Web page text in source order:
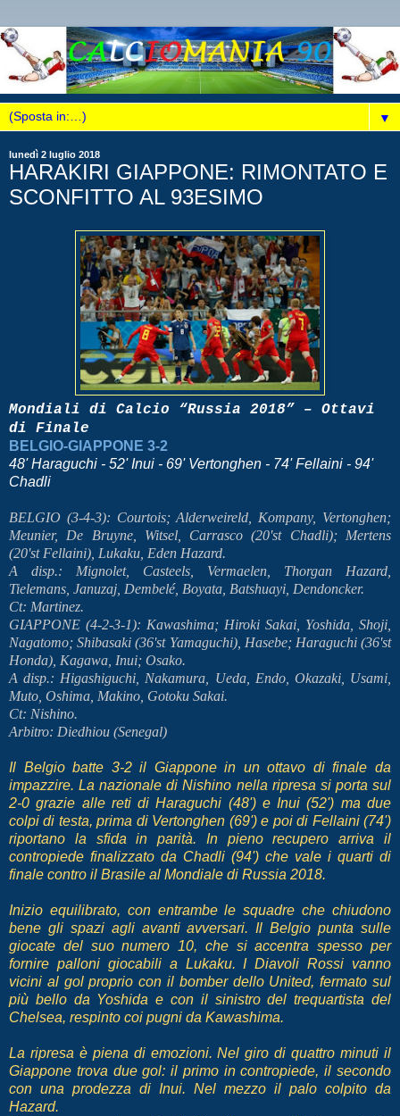
▼
lunedì 2 luglio 2018
HARAKIRI GIAPPONE: RIMONTATO E
SCONFITTO AL 93ESIMO
Mondiali di Calcio “Russia 2018” – Ottavi
di Finale
BELGIO-GIAPPONE 3-2
48' Haraguchi - 52' Inui - 69' Vertonghen - 74' Fellaini - 94'
Chadli
BELGIO (3-4-3): Courtois; Alderweireld, Kompany, Vertonghen;
Meunier, De Bruyne, Witsel, Carrasco (20'st Chadli); Mertens
(20'st Fellaini), Lukaku, Eden Hazard.
A disp.: Mignolet, Casteels, Vermaelen, Thorgan Hazard,
Tielemans, Januzaj, Dembelé, Boyata, Batshuayi, Dendoncker.
Ct: Martinez.
GIAPPONE (4-2-3-1): Kawashima; Hiroki Sakai, Yoshida, Shoji,
Nagatomo; Shibasaki (36'st Yamaguchi), Hasebe; Haraguchi (36'st
Honda), Kagawa, Inui; Osako.
A disp.: Higashiguchi, Nakamura, Ueda, Endo, Okazaki, Usami,
Muto, Oshima, Makino, Gotoku Sakai.
Ct: Nishino.
Arbitro: Diedhiou (Senegal)
Il Belgio batte 3-2 il Giappone in un ottavo di finale da
impazzire. La nazionale di Nishino nella ripresa si porta sul
2-0 grazie alle reti di Haraguchi (48') e Inui (52') ma due
colpi di testa, prima di Vertonghen (69') e poi di Fellaini (74')
riportano la sfida in parità. In pieno recupero arriva il
contropiede finalizzato da Chadli (94') che vale i quarti di
finale contro il Brasile al Mondiale di Russia 2018.
Inizio equilibrato, con entrambe le squadre che chiudono
bene gli spazi agli avanti avversari. Il Belgio punta sulle
giocate del suo numero 10, che si accentra spesso per
fornire palloni giocabili a Lukaku. I Diavoli Rossi vanno
vicini al gol proprio con il bomber dello United, fermato sul
più bello da Yoshida e con il sinistro del trequartista del
Chelsea, respinto coi pugni da Kawashima.
La ripresa è piena di emozioni. Nel giro di quattro minuti il
Giappone trova due gol: il primo in contropiede, il secondo
con una prodezza di Inui. Nel mezzo il palo colpito da
Hazard.